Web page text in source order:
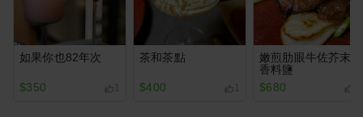
如果你也82年次
$350
茶和茶點
$400
嫩煎肋眼牛佐芥末
香料鹽
$680